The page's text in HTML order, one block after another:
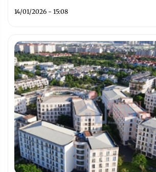
14/01/2026 - 15:08